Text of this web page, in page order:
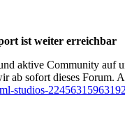
ist weiter erreichbar
aktive Community auf
ab sofort dieses Forum.
studios-